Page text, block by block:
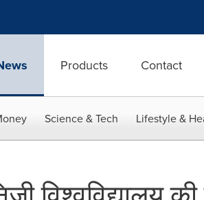
Products Contact
Science & Tech Lifestyle &